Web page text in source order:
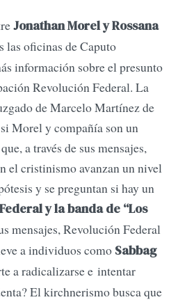
Jonathan Morel y Rossana
las oficinas de Caputo
información sobre el presun­to
Revolución Federal. La
de Marcelo Martínez de
Morel y compañía son un
a través de sus mensajes,
el cristinismo avanzan un nivel
y se preguntan si hay un
y la banda de “Los
mensajes, Revolución Fe­deral
a individuos como Sabbag
a radicalizarse e intentar
El kirchnerismo busca que